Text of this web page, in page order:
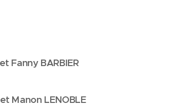
BARBIER
LENOBLE